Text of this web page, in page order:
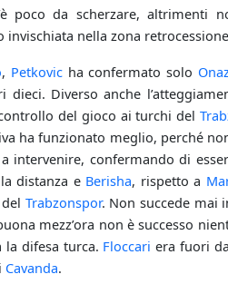
poco da scherzare, altrimenti
nella zona
, Petkovicha confermato solo
Diverso anche
del gioco ai turchi del
ha funzionato meglio, perché
a intervenire, confermando di
distanza e Berisha, rispetto a
Trabzonspor. Non succede mai
mezz’ora non è successo
la difesa turca. Floccari era fuori
Cavanda.